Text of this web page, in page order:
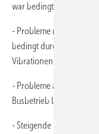
war bedingt durch:
- Probleme mit den
bedingt durch
Vibrationen
- Probleme an mehreren
Busbetrieb länger zum
- Steigende Energie-